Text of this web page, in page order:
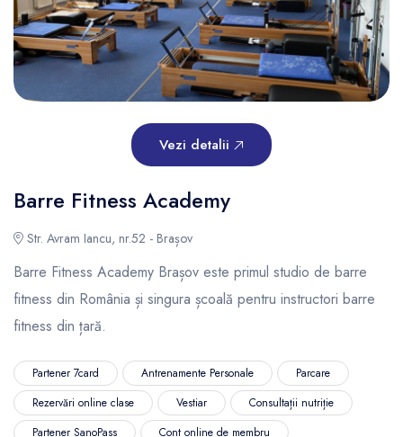
Vezi detalii
Barre Fitness Academy
Str. Avram Iancu, nr.52 - Brașov
Barre Fitness Academy Brașov este primul studio de barre
fitness din România și singura școală pentru instructori barre
fitness din țară.
Partener 7card Antrenamente Personale
Parcare
Rezervări online clase
Vestiar
Consultații nutriție
Partener SanoPass
Cont online de membru